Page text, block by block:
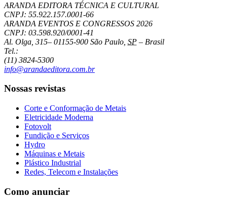
ARANDA EDITORA TÉCNICA E CULTURAL
CNPJ: 55.922.157.0001-66
ARANDA EVENTOS E CONGRESSOS 2026
CNPJ: 03.598.920/0001-41
Al. Olga, 315– 01155-900 São Paulo SP – Brasil
Tel.:
(11) 3824-5300
info@arandaeditora.com.br
Nossas revistas
Corte e Conformação de Metais
Eletricidade Moderna
Fotovolt
Fundição e Serviços
Hydro
Máquinas e Metais
Plástico Industrial
Redes, Telecom e Instalações
Como anunciar